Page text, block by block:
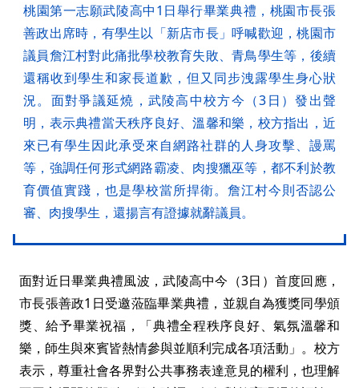
桃園第一志願武陵高中1日舉行畢業典禮，桃園市長張
善政出席時，有學生以「新店市長」呼喊歡迎，桃園市
議員詹江村對此痛批學校教育失敗、青鳥學生等，後續
還稱收到學生和家長道歉，但又同步洩露學生身心狀
況。面對爭議延燒，武陵高中校方今（3日）發出聲
明，表示典禮當天秩序良好、溫馨和樂，校方指出，近
來已有學生因此承受來自網路社群的人身攻擊、謾罵
等，強調任何形式網路霸凌、肉搜獵巫等，都不利於教
育價值實踐，也是學校當所捍衛。詹江村今則否認公
審、肉搜學生，還揚言有證據就辭議員。
面對近日畢業典禮風波，武陵高中今（3日）首度回應，
市長張善政1日受邀蒞臨畢業典禮，並親自為獲獎同學頒
獎、給予畢業祝福，「典禮全程秩序良好、氣氛溫馨和
樂，師生與來賓皆熱情參與並順利完成各項活動」。校方
表示，尊重社會各界對公共事務表達意見的權利，也理解